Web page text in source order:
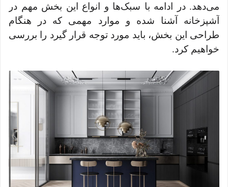
می‌دهد. در ادامه با سبک‌ها و انواع این بخش مهم در
آشپزخانه آشنا شده و موارد مهمی که در هنگام
طراحی این بخش، باید مورد توجه قرار گیرد را بررسی
خواهیم کرد.